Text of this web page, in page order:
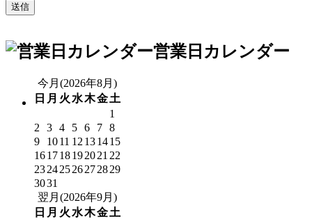
営業日カレンダー
今月(2026年8月)
日 月 火 水木金土
1
2
3 4 5 6 7 8
9
1011 12 131415
161718192021 22
23242526272829
3031
翌月(2026年9月)
日 月 火 水木金土